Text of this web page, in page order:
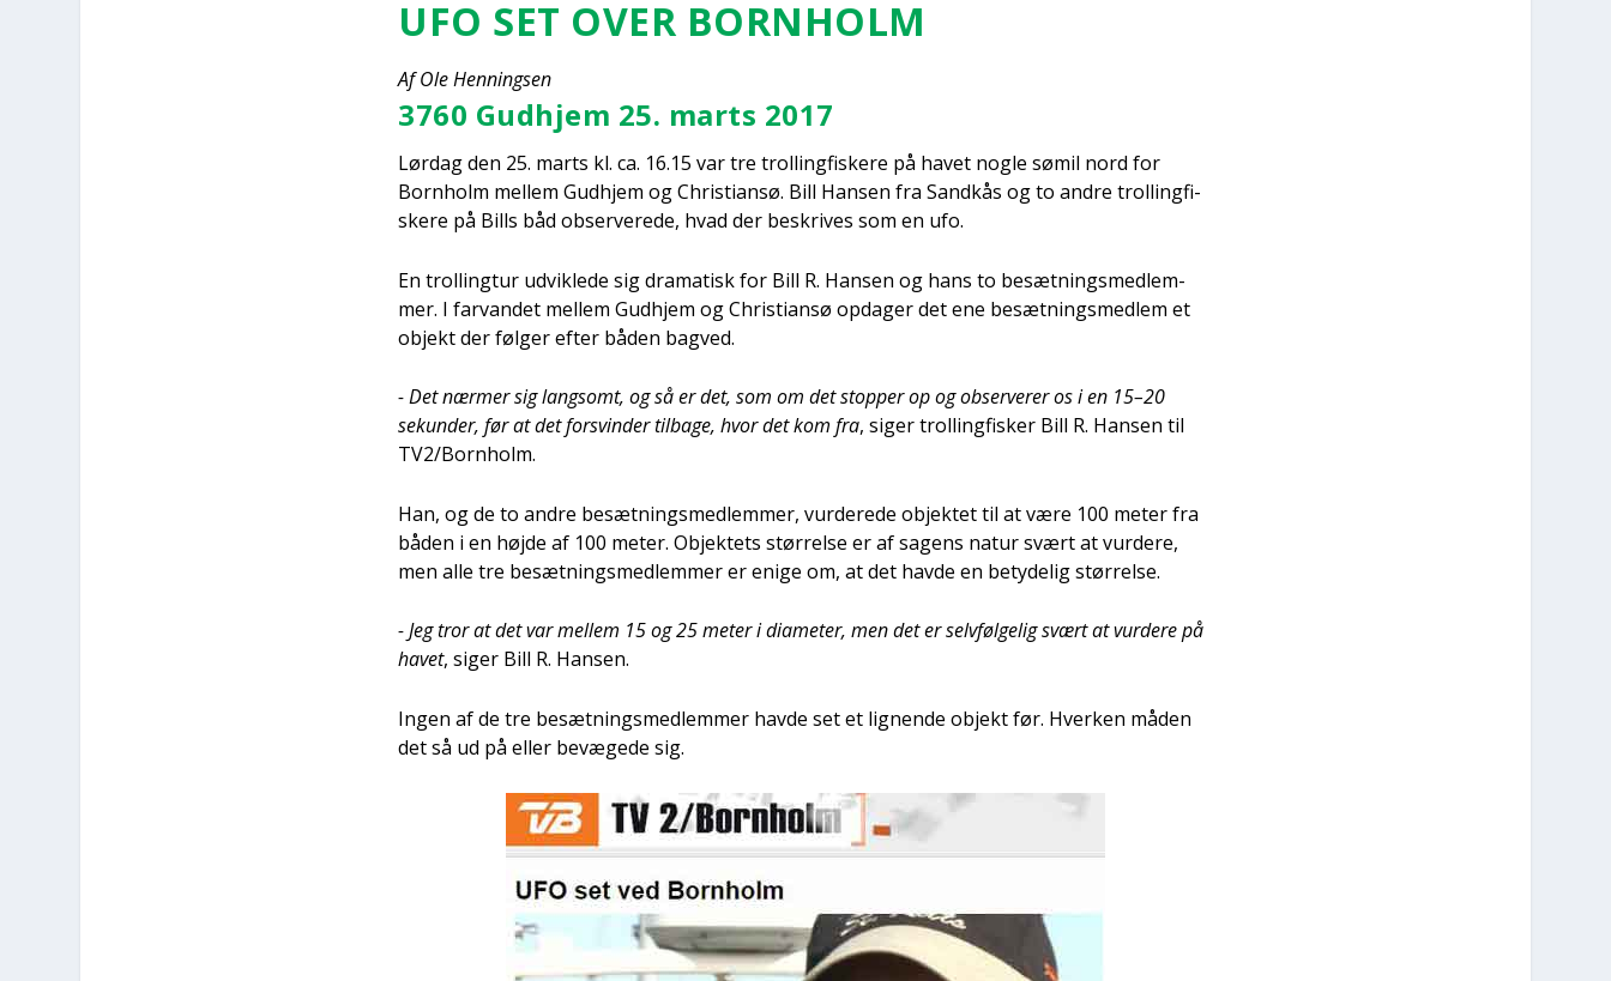
UFO SET OVER BORN­HOLM
Af Ole Hen­nings­en
3760 Gud­hjem 25. marts 2017
Lør­dag den 25. marts kl. ca. 16.15 var tre trol­ling­fi­ske­re på havet nog­le sømil nord for
Born­holm mel­lem Gud­hjem og Chri­sti­an­sø. Bill Han­sen fra Sand­kås og to andre trol­ling­fi­
ske­re på Bills båd obser­ve­re­de, hvad der beskri­ves som en ufo.
En trol­ling­tur udvik­le­de sig dra­ma­tisk for Bill R. Han­sen og hans to besæt­nings­med­lem­
mer. I far­van­det mel­lem Gud­hjem og Chri­sti­an­sø opda­ger det ene besæt­nings­med­lem et
objekt der føl­ger efter båden bag­ved.
- Det nær­mer sig lang­somt, og så er det, som om det stop­per op og obser­ve­rer os i en 15–20
sekun­der, før at det for­svin­der til­ba­ge, hvor det kom fra, siger trol­ling­fi­sker Bill R. Han­sen til
TV2/Bornholm.
Han, og de to andre besæt­nings­med­lem­mer, vur­de­re­de objek­tet til at være 100 meter fra
båden i en høj­de af 100 meter. Objek­tets stør­rel­se er af sagens natur svært at vur­de­re,
men alle tre besæt­nings­med­lem­mer er eni­ge om, at det hav­de en bety­de­lig stør­rel­se.
- Jeg tror at det var mel­lem 15 og 25 meter i dia­me­ter, men det er selv­føl­ge­lig svært at vur­de­re på
havet, siger Bill R. Han­sen.
Ingen af de tre besæt­nings­med­lem­mer hav­de set et lig­nen­de objekt før. Hver­ken måden
det så ud på eller bevæ­ge­de sig.